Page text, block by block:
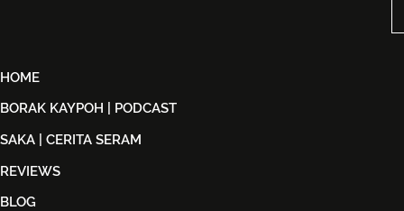
HOME
BORAK KAYPOH | PODCAST
SAKA | CERITA SERAM
REVIEWS
BLOG